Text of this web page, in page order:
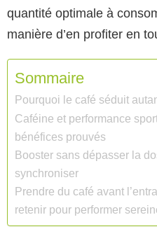
quantité optimale à
manière d’en profiter en
Sommaire
Pourquoi le café séduit
Caféine et performance
bénéfices prouvés
Booster sans dépasser la
synchroniser
Prendre du café avant
retenir pour performer